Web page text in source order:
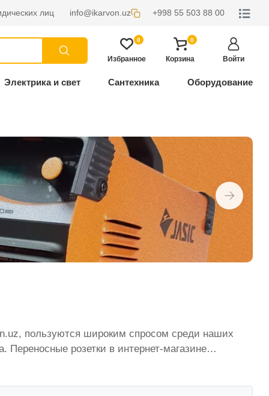
лиц info@ikarvon.uz +998 55 503 88 00
0
Избранное
0
Корзина Войти
Электрика и свет Сантехника Оборудование
пользуются широким спросом среди наших
розетки в интернет-магазине